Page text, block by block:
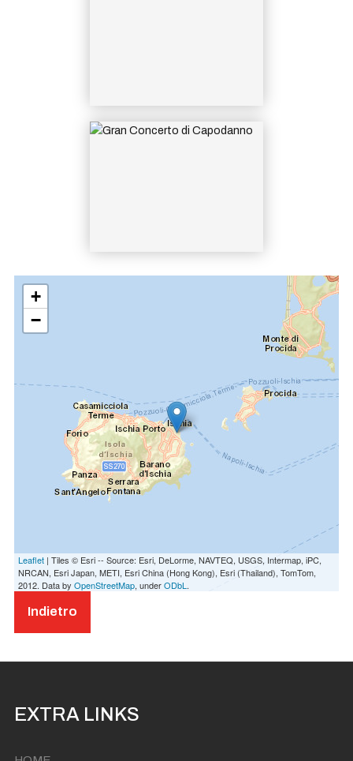
Esibizione del tenore Franc
+
−
Leaflet | Tiles © Esri -- Source: Esri, DeLorme, NAVTEQ, USGS, Intermap, iPC,
NRCAN, Esri Japan, METI, Esri China (Hong Kong), Esri (Thailand), TomTom,
2012. Data by OpenStreetMap, underODbL .
Indietro
EXTRA LINKS